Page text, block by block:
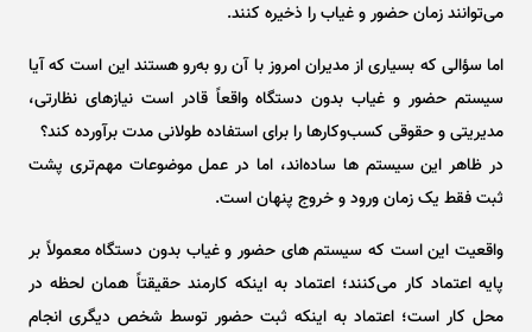
می‌توانند زمان حضور و غیاب را ذخیره کنند.
اما سؤالی که بسیاری از مدیران امروز با آن رو به‌رو هستند این است که آیا
سیستم حضور و غیاب بدون دستگاه واقعاً قادر است نیازهای نظارتی،
مدیریتی و حقوقی کسب‌وکارها را برای استفاده طولانی‌ مدت برآورده کند؟
در ظاهر این سیستم ‌ها ساده‌اند، اما در عمل موضوعات مهم‌تری پشت
ثبت فقط یک زمان ورود و خروج پنهان است.
واقعیت این است که سیستم ‌های حضور و غیاب بدون دستگاه معمولاً بر
پایه اعتماد کار می‌کنند؛ اعتماد به اینکه کارمند حقیقتاً همان لحظه در
محل کار است؛ اعتماد به اینکه ثبت حضور توسط شخص دیگری انجام